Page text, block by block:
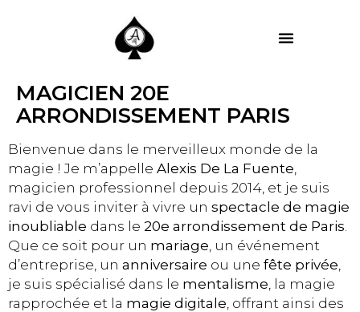
MAGICIEN 20E
ARRONDISSEMENT PARIS
Bienvenue dans le merveilleux monde de la
magie ! Je m’appelle Alexis De La Fuente,
magicien professionnel depuis 2014, et je suis
ravi de vous inviter à vivre un spectacle de magie
inoubliable dans le 20e arrondissement de Paris.
Que ce soit pour un mariage, un événement
d’entreprise, un anniversaire ou une fête privée,
je suis spécialisé dans le mentalisme, la magie
rapprochée et la magie digitale, offrant ainsi des